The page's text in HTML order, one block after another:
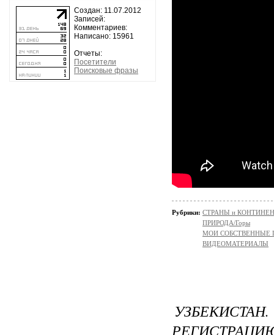
Создан: 11.07.2012
Записей:
Комментариев:
Написано: 15961
Отчеты:
Посетители
Поисковые фразы
Рубрики: СТРАНЫ и
ПРИРОДА/Горы
МОИ СОБСТВЕННЫЕ
ВИДЕОМАТЕРИАЛЫ